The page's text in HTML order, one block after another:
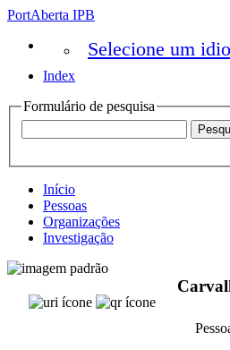
PortAberta IPB
Selecione um
Index
Formulário de pesquisa
Início
Pessoas
Organizações
Investigação